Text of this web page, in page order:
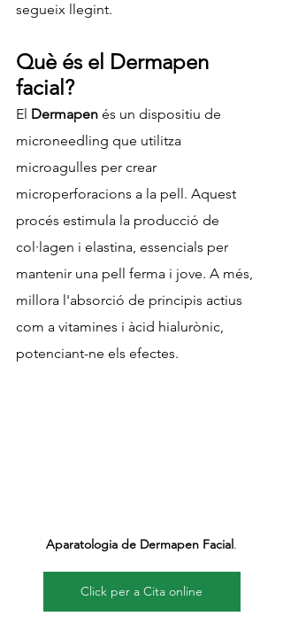
segueix llegint.
Què és el Dermapen
facial?
El Dermapen és un dispositiu de
microneedling que utilitza
microagulles per crear
microperforacions a la pell. Aquest
procés estimula la producció de
col·lagen i elastina, essencials per
mantenir una pell ferma i jove. A més,
millora l'absorció de principis actius
com a vitamines i àcid hialurònic,
potenciant-ne els efectes.
Aparatologia de Dermapen Facial.
Click per a Cita online